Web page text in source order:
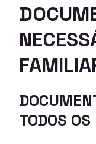
TODOS